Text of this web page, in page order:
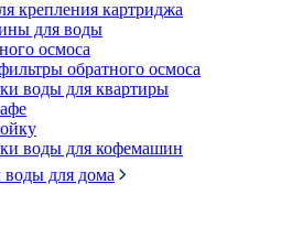
крепления картриджа
для воды
осмоса
обратного осмоса
воды для квартиры
воды для кофемашин
для дома